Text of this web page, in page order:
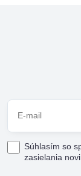
Súhlasím so
zasielania